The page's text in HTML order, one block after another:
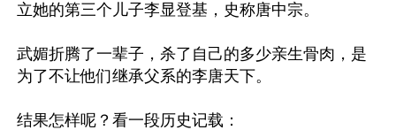
立她的第三个儿子李显登基，史称唐中宗。
武媚折腾了一辈子，杀了自己的多少亲生骨肉，是
为了不让他们继承父系的李唐天下。
结果怎样呢？看一段历史记载：